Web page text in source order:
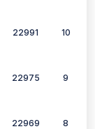
22991 10
22975 9
22969 8